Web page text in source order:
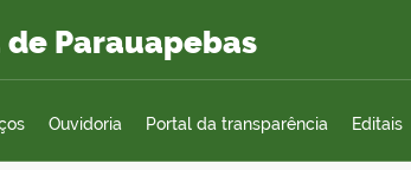
Parauapebas
Ouvidoria Portal da transparência Editais